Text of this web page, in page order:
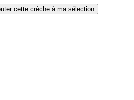
cette crèche à ma sélection